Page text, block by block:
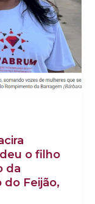
o filho
da
do Feijão,